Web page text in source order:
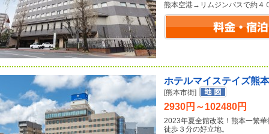
熊本空港→リムジンバスで約４
ホテルマイステイズ熊
[熊本市街]
2930円～102480円
2023年夏全館改装！熊本一繁
徒歩３分の好立地。